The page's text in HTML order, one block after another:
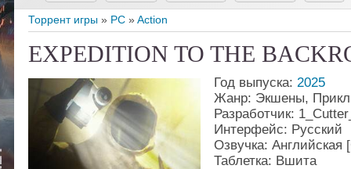
Торрент игры » PC »Action
EXPEDITION TO THE
Год выпуска: 2025
Жанр: Экшены,
Разработчик:
Интерфейс: Русский
Озвучка:
Таблетка: Вшита